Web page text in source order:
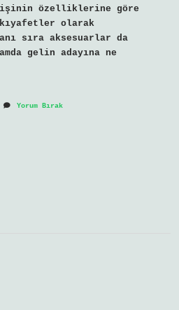
özelliklerine göre
olarak
sıra aksesuarlar da
gelin adayına ne
Yorum Bırak